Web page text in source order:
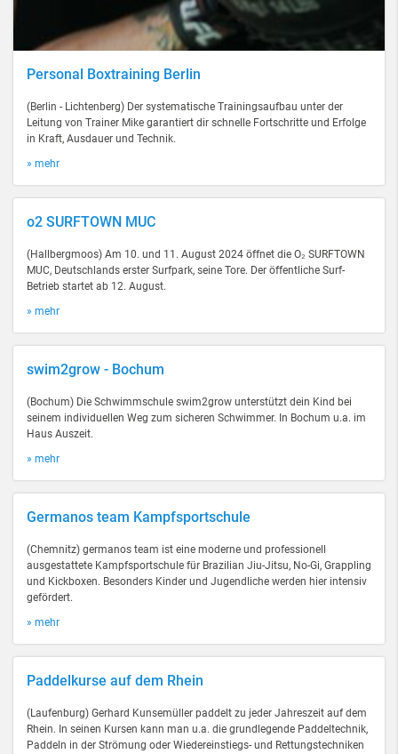
Personal Boxtraining Berlin
(Berlin - Lichtenberg) Der systematische Trainingsaufbau unter der
Leitung von Trainer Mike garantiert dir schnelle Fortschritte und Erfolge
in Kraft, Ausdauer und Technik.
» mehr
o2 SURFTOWN MUC
(Hallbergmoos) Am 10. und 11. August 2024 öffnet die O₂ SURFTOWN
MUC, Deutschlands erster Surfpark, seine Tore. Der öffentliche Surf-
Betrieb startet ab 12. August.
» mehr
swim2grow - Bochum
(Bochum) Die Schwimmschule swim2grow unterstützt dein Kind bei
seinem individuellen Weg zum sicheren Schwimmer. In Bochum u.a. im
Haus Auszeit.
» mehr
Germanos team Kampfsportschule
(Chemnitz) germanos team ist eine moderne und professionell
ausgestattete Kampfsportschule für Brazilian Jiu-Jitsu, No-Gi, Grappling
und Kickboxen. Besonders Kinder und Jugendliche werden hier intensiv
gefördert.
» mehr
Paddelkurse auf dem Rhein
(Laufenburg) Gerhard Kunsemüller paddelt zu jeder Jahreszeit auf dem
Rhein. In seinen Kursen kann man u.a. die grundlegende Paddeltechnik,
Paddeln in der Strömung oder Wiedereinstiegs- und Rettungstechniken